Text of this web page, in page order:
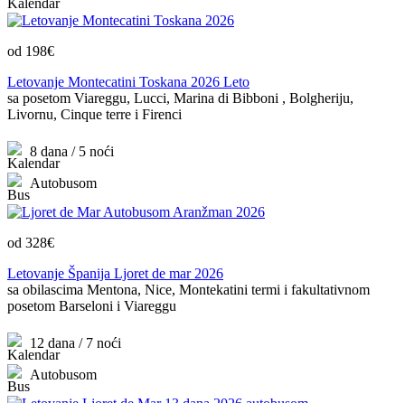
od 198€
Letovanje Montecatini Toskana 2026 Leto
sa posetom Viareggu, Lucci, Marina di Bibboni , Bolgheriju,
Livornu, Cinque terre i Firenci
8 dana / 5 noći
Autobusom
od 328€
Letovanje Španija Ljoret de mar 2026
sa obilascima Mentona, Nice, Montekatini termi i fakultativnom
posetom Barseloni i Viareggu
12 dana / 7 noći
Autobusom